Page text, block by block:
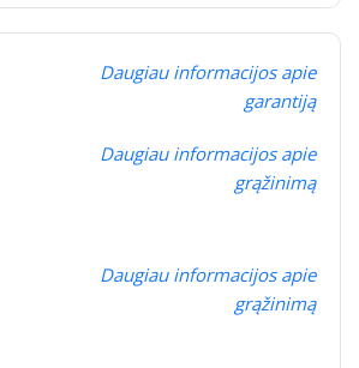
Daugiau informacijos apie
garantiją
Daugiau informacijos apie
grąžinimą
Daugiau informacijos apie
grąžinimą